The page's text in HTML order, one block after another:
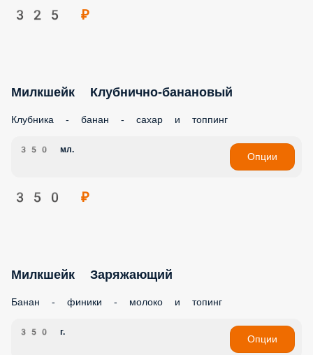
325 ₽
Милкшейк Клубнично-банановый
Клубника - банан - сахар и топпинг
350 мл.
Опции
350 ₽
Милкшейк Заряжающий
Банан - финики - молоко и топинг
350 г.
Опции